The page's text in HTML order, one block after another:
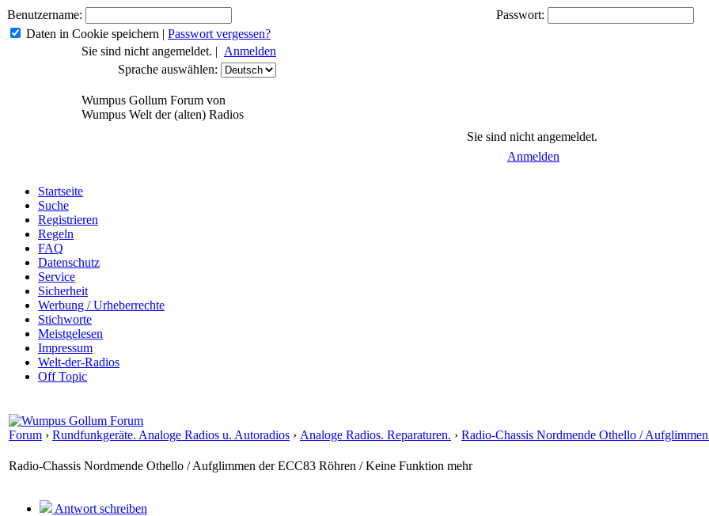
Benutzername:
Passwort:
Daten in Cookie speichern | Passwort vergessen?
Sie sind nicht angemeldet. | Anmelden
Sprache auswählen:
Wumpus Gollum Forum von
Wumpus Welt der (alten) Radios
Sie sind nicht angemeldet.
Anmelden
Startseite
Suche
Registrieren
Regeln
FAQ
Datenschutz
Service
Sicherheit
Werbung / Urheberrechte
Stichworte
Meistgelesen
Impressum
Welt-der-Radios
Off Topic
Forum › Rundfunkgeräte. Analoge Radios u. Autoradios › Analoge Radios. Reparaturen. › Radio-Chassis Nordmende Othello /
Radio-Chassis Nordmende Othello / Aufglimmen der ECC83 Röhren / Keine Funktion mehr
Antwort schreiben